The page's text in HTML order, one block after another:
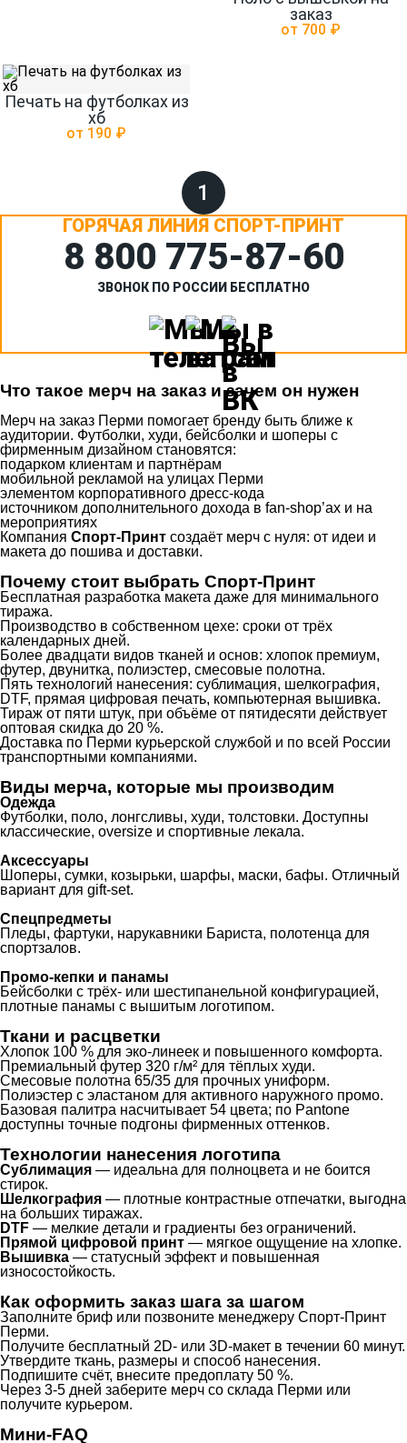
заказ
от 700 ₽
Печать на футболках из
хб
от 190 ₽
1
ГОРЯЧАЯ ЛИНИЯ СПОРТ-ПРИНТ
8 800 775‑87-60
ЗВОНОК ПО РОССИИ БЕСПЛАТНО
Что такое мерч на заказ и зачем он нужен
Мерч на заказ Перми помогает бренду быть ближе к
аудитории. Футболки, худи, бейсболки и шоперы с
фирменным дизайном становятся:
подарком клиентам и партнёрам
мобильной рекламой на улицах Перми
элементом корпоративного дресс-кода
источником дополнительного дохода в fan-shop’ах и на
мероприятиях
Компания Спорт-Принт создаёт мерч с нуля: от идеи и
макета до пошива и доставки.
Почему стоит выбрать Спорт-Принт
Бесплатная разработка макета даже для минимального
тиража.
Производство в собственном цехе: сроки от трёх
календарных дней.
Более двадцати видов тканей и основ: хлопок премиум,
футер, двунитка, полиэстер, смесовые полотна.
Пять технологий нанесения: сублимация, шелкография,
DTF, прямая цифровая печать, компьютерная вышивка.
Тираж от пяти штук, при объёме от пятидесяти действует
оптовая скидка до 20 %.
Доставка по Перми курьерской службой и по всей России
транспортными компаниями.
Виды мерча, которые мы производим
Одежда
Футболки, поло, лонгсливы, худи, толстовки. Доступны
классические, oversize и спортивные лекала.
Аксессуары
Шоперы, сумки, козырьки, шарфы, маски, бафы. Отличный
вариант для gift-set.
Спецпредметы
Пледы, фартуки, нарукавники Бариста, полотенца для
спортзалов.
Промо-кепки и панамы
Бейсболки с трёх- или шестипанельной конфигурацией,
плотные панамы с вышитым логотипом.
Ткани и расцветки
Хлопок 100 % для эко-линеек и повышенного комфорта.
Премиальный футер 320 г/м² для тёплых худи.
Смесовые полотна 65/35 для прочных униформ.
Полиэстер с эластаном для активного наружного промо.
Базовая палитра насчитывает 54 цвета; по Pantone
доступны точные подгоны фирменных оттенков.
Технологии нанесения логотипа
Сублимация — идеальна для полноцвета и не боится
стирок.
Шелкография — плотные контрастные отпечатки, выгодна
на больших тиражах.
DTF — мелкие детали и градиенты без ограничений.
Прямой цифровой принт — мягкое ощущение на хлопке.
Вышивка — статусный эффект и повышенная
износостойкость.
Как оформить заказ шага за шагом
Заполните бриф или позвоните менеджеру Спорт-Принт
Перми.
Получите бесплатный 2D- или 3D-макет в течении 60 минут.
Утвердите ткань, размеры и способ нанесения.
Подпишите счёт, внесите предоплату 50 %.
Через 3-5 дней заберите мерч со склада Перми или
получите курьером.
Мини-FAQ